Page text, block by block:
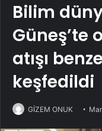
Bilim
Güneş’te
atışı
keşfedildi
GİZEM ONUK